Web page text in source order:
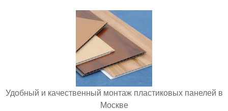
Удобный и качественный монтаж пластиковых панелей в
Москве